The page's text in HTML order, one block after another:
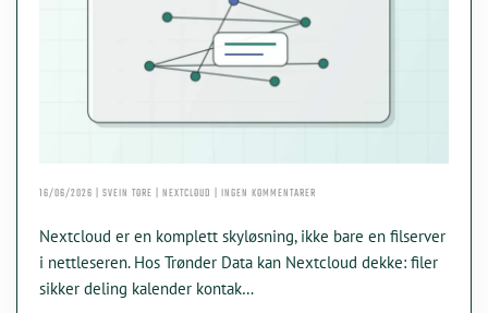
16/06/2026 | SVEIN TORE | NEXTCLOUD | INGEN KOMMENTARER
NEXTCLOUD
HOS
TRØNDER
Nextcloud er en komplett skyløsning, ikke bare en filserver
i nettleseren. Hos Trønder Data kan Nextcloud dekke: filer
sikker deling kalender kontak…